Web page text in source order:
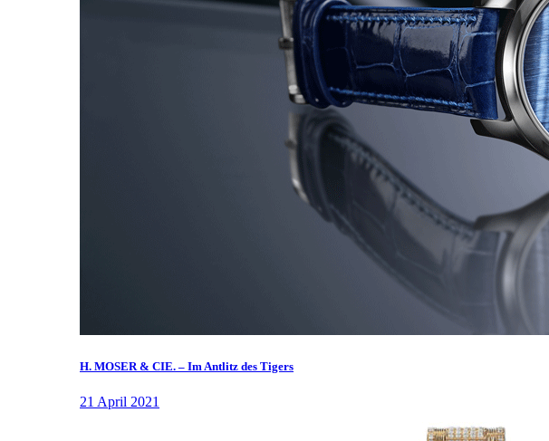
H. MOSER & CIE. – Im Antlitz des Tigers
21 April 2021